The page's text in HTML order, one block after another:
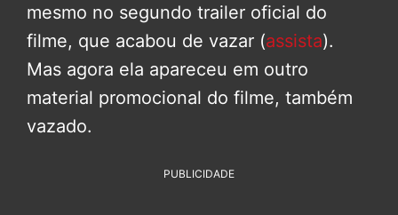
mesmo no segundo trailer oficial do
filme, que acabou de vazar (assista).
Mas agora ela apareceu em outro
material promocional do filme, também
vazado.
PUBLICIDADE